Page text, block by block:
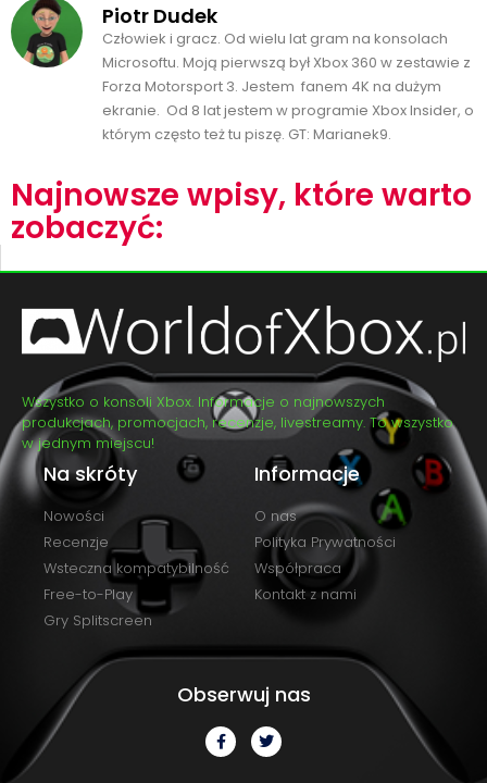
Piotr Dudek
Człowiek i gracz. Od wielu lat gram na konsolach
Microsoftu. Moją pierwszą był Xbox 360 w zestawie z
Forza Motorsport 3. Jestem fanem 4K na dużym
ekranie. Od 8 lat jestem w programie Xbox Insider, o
którym często też tu piszę. GT: Marianek9.
Najnowsze wpisy, które warto
zobaczyć:
Wszystko o konsoli Xbox. Informacje o najnowszych
produkcjach, promocjach, recenzje, livestreamy. To wszystko
w jednym miejscu!
Na skróty
Nowości
Recenzje
Wsteczna kompatybilność
Free-to-Play
Gry Splitscreen
Informacje
O nas
Polityka Prywatności
Współpraca
Kontakt z nami
Obserwuj nas